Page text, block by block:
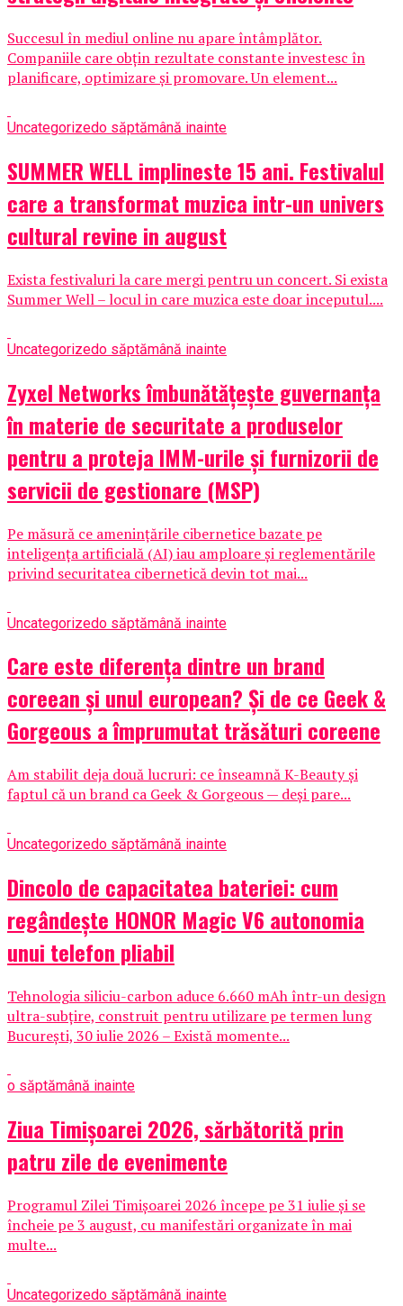
Succesul în mediul online nu apare întâmplător.
Companiile care obțin rezultate constante investesc în
planificare, optimizare și promovare. Un element...
Uncategorizedo săptămână inainte
SUMMER WELL implineste 15 ani. Festivalul
care a transformat muzica intr-un univers
cultural revine in august
Exista festivaluri la care mergi pentru un concert. Si exista
Summer Well – locul in care muzica este doar inceputul....
Uncategorizedo săptămână inainte
Zyxel Networks îmbunătățește guvernanța
în materie de securitate a produselor
pentru a proteja IMM-urile și furnizorii de
servicii de gestionare (MSP)
Pe măsură ce amenințările cibernetice bazate pe
inteligența artificială (AI) iau amploare și reglementările
privind securitatea cibernetică devin tot mai...
Uncategorizedo săptămână inainte
Care este diferența dintre un brand
coreean și unul european? Și de ce Geek &
Gorgeous a împrumutat trăsături coreene
Am stabilit deja două lucruri: ce înseamnă K-Beauty și
faptul că un brand ca Geek & Gorgeous — deși pare...
Uncategorizedo săptămână inainte
Dincolo de capacitatea bateriei: cum
regândește HONOR Magic V6 autonomia
unui telefon pliabil
Tehnologia siliciu-carbon aduce 6.660 mAh într-un design
ultra-subțire, construit pentru utilizare pe termen lung
București, 30 iulie 2026 – Există momente...
o săptămână inainte
Ziua Timișoarei 2026, sărbătorită prin
patru zile de evenimente
Programul Zilei Timișoarei 2026 începe pe 31 iulie și se
încheie pe 3 august, cu manifestări organizate în mai
multe...
Uncategorizedo săptămână inainte